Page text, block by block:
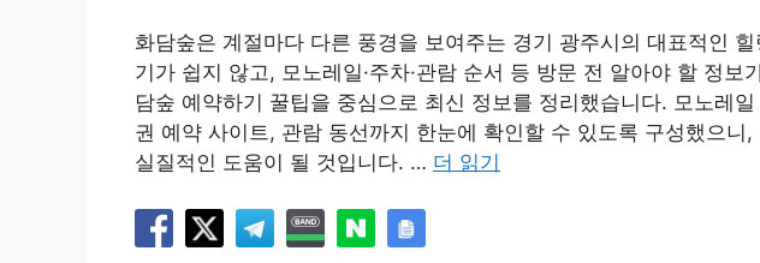
화담숲은 계절마다 다른 풍경을 보여주는 경기 광주시의 대표적인
기가 쉽지 않고, 모노레일·주차·관람 순서 등 방문 전 알아야 할 정보
담숲 예약하기 꿀팁을 중심으로 최신 정보를 정리했습니다. 모노레
권 예약 사이트, 관람 동선까지 한눈에 확인할 수 있도록 구성했으니
실질적인 도움이 될 것입니다. … 더 읽기